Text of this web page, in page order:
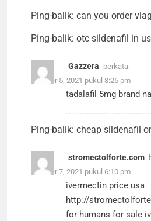
Ping-balik: can you order
Ping-balik: otc sildenafil in us
Gazzera
berkata:
Oktober 5, 2021 pukul 8:25 pm
tadalafil 5mg brand
Ping-balik: cheap sildenafil
stromectolforte.com
Oktober 7, 2021 pukul 6:10 pm
ivermectin price usa
http://
for humans for sale